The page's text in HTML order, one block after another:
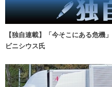
【独自連載】「今そこにある危
ビニシウス氏